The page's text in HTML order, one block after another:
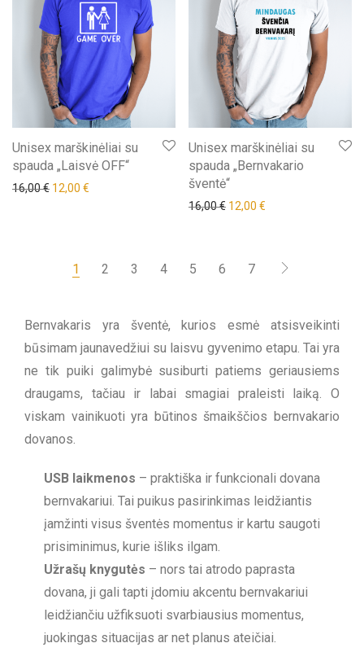
Unisex marškinėliai su
spauda „Laisvė OFF“
16,00€ Original price was: 16,00 €.
12,00 € Current price is: 12,00 €.
Unisex marškinėliai su
spauda „Bernvakario
šventė“
16,00€ Original price was: 16,00 €.
12,00 €
1 2 3 4 5 6 7
Bernvakaris yra šventė, kurios esmė atsisveikinti
būsimam jaunavedžiui su laisvu gyvenimo etapu. Tai yra
ne tik puiki galimybė susiburti patiems geriausiems
draugams, tačiau ir labai smagiai praleisti laiką. O
viskam vainikuoti yra būtinos šmaikščios bernvakario
dovanos.
USB laikmenos – praktiška ir funkcionali dovana
bernvakariui. Tai puikus pasirinkimas leidžiantis
įamžinti visus šventės momentus ir kartu saugoti
prisiminimus, kurie išliks ilgam.
Užrašų knygutės – nors tai atrodo paprasta
dovana, ji gali tapti įdomiu akcentu bernvakariui
leidžiančiu užfiksuoti svarbiausius momentus,
juokingas situacijas ar net planus ateičiai.